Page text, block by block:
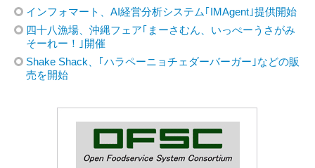
インフォマート、AI経営分析システム｢IMAgent｣提供開始
四十八漁場、沖縄フェア｢まーさむん、いっぺーうさがみ
そーれー！｣開催
Shake Shack、｢ハラペーニョチェダーバーガー｣などの販
売を開始